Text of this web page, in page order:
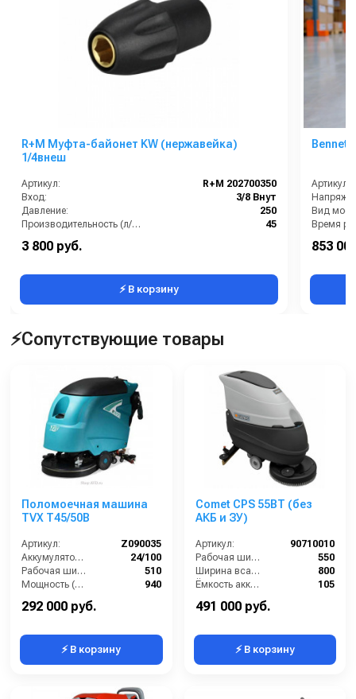
R+M Муфта-байонет KW (нержавейка)
1/4внеш
Артикул:
R+M 202700350
Вход:
3/8 Внут
Давление:
250
Производительность (л/мин):
45
Температура (°C):
3 800 руб.
⚡ В корзину
Артикул:
Вид
853
⚡Сопутствующие товары
Поломоечная машина
TVX T45/50B
Артикул:
Z090035
Аккумулятор АКБ (В/А·ч):
24/100
Рабочая ширина (мм):
510
Мощность (Вт):
940
292 000 руб.
⚡ В корзину
Comet CPS 55BT (без
АКБ и ЗУ)
Артикул:
90710010
Рабочая ширина щеток (мм):
550
Ширина всасывающей балки (мм):
800
Ёмкость аккумуляторов (Ач):
105
491 000 руб.
⚡ В корзину